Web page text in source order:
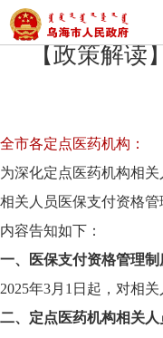
【政策解
全市各定点医药机构：
为深化定点医药机构相
相关人员医保支付资格
内容告知如下：
一、医保支付资格管理制
2025年3月1日起，对相
二、定点医药机构相关